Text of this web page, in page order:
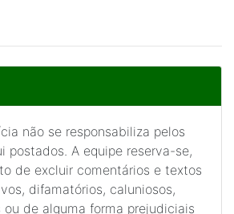
não se responsabiliza pelos
postados. A equipe reserva-se,
de excluir comentários e textos
difamatórios, caluniosos,
ou de alguma forma prejudiciais